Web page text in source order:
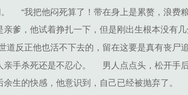
“我把他闷死算了！带在身上是累赘，浪费
爹，他试着挣扎一下，但是刚出生根本没有几
反正他也活不下去的，留在这要是真有丧尸
手杀死还是不忍心。
男人点点头，松开手
生的快感，他意识到，自己已经被抛弃了。